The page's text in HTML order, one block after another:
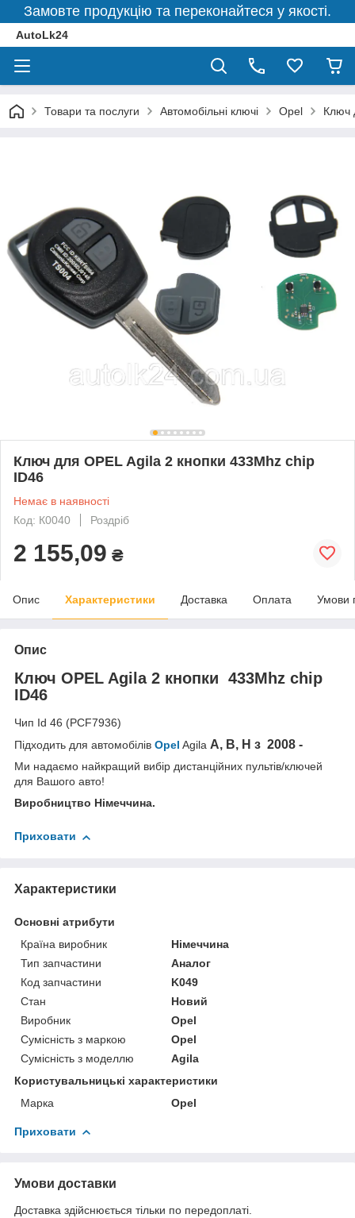
Замовте продукцію та переконайтеся у якості.
AutoLk24
Товари та послуги Автомобільні ключі Opel Ключ
Ключ для OPEL Agila 2 кнопки 433Mhz chip
ID46
Немає в наявності
Код: К0040
Роздріб
2 155,09 ₴
Опис Характеристики Доставка Оплата Умови
Опис
Ключ OPEL Agila 2 кнопки 433Mhz chip
ID46
Чип Id 46 (PCF7936)
Підходить для автомобілів Opel Agila A, B, H з 2008 -
Ми надаємо найкращий вибір дистанційних пультів/ключей
для Вашого авто!
Виробництво Німеччина.
Приховати
Характеристики
Основні атрибути
Країна виробник
Німеччина
Тип запчастини
Аналог
Код запчастини
K049
Стан
Новий
Виробник
Opel
Сумісність з маркою
Opel
Сумісність з моделлю
Agila
Користувальницькі характеристики
Марка
Opel
Приховати
Умови доставки
Доставка здійснюється тільки по передоплаті.